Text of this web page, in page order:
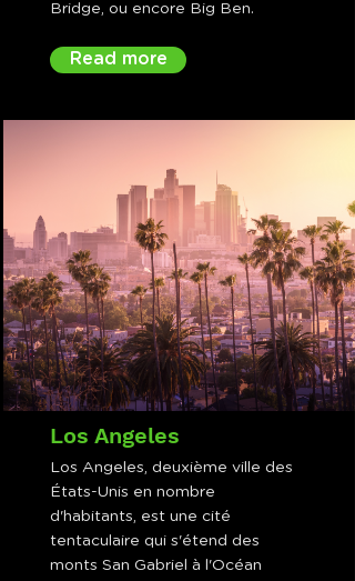
Bridge, ou encore Big Ben.
Read more
Los Angeles
Los Angeles, deuxième ville des
États-Unis en nombre
d'habitants, est une cité
tentaculaire qui s'étend des
monts San Gabriel à l'Océan